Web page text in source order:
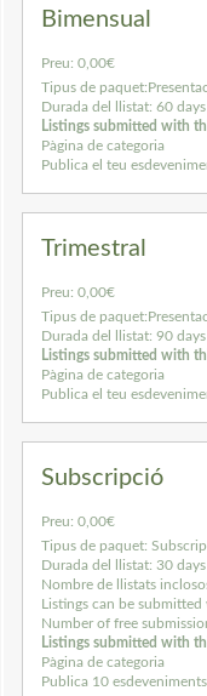
Bimensual
Preu: 0,00€
Tipus de paquet:
Durada del llistat: 60 days
Listings submitted with
Pàgina de categoria
Publica el teu
Trimestral
Preu: 0,00€
Tipus de paquet:
Durada del llistat: 90 days
Listings submitted with
Pàgina de categoria
Publica el teu
Subscripció
Preu: 0,00€
Tipus de paquet:
Durada del llistat: 30 days
Nombre de llistats
Listings can be submitted
Number of free
Listings submitted with
Pàgina de categoria
Publica 10